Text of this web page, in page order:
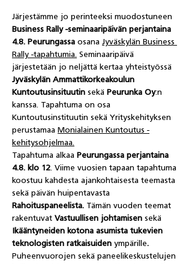
Järjestämme jo perinteeksi muodostuneen
Business Rally -seminaaripäivän perjantaina
4.8. Peurungassa osana Jyväskylän Business
Rally -tapahtumia. Seminaaripäivä
järjestetään jo neljättä kertaa yhteistyössä
Jyväskylän Ammattikorkeakoulun
Kuntoutusinsituutin sekä Peurunka Oy:n
kanssa. Tapahtuma on osa
Kuntoutusinstituutin sekä Yrityskehityksen
perustamaa Monialainen Kuntoutus -
kehitysohjelmaa.
Tapahtuma alkaa Peurungassa perjantaina
4.8. klo 12. Viime vuosien tapaan tapahtuma
koostuu kahdesta ajankohtaisesta teemasta
sekä päivän huipentavasta
Rahoituspaneelista. Tämän vuoden teemat
rakentuvat Vastuullisen johtamisen sekä
Ikääntyneiden kotona asumista tukevien
teknologisten ratkaisuiden ympärille.
Puheenvuorojen sekä paneelikeskustelujen